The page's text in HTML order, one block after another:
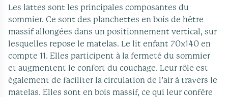
Les lattes sont les principales composantes du
sommier. Ce sont des planchettes en bois de hêtre
massif allongées dans un positionnement vertical, sur
lesquelles repose le matelas. Le lit enfant 70x140 en
compte 11. Elles participent à la fermeté du sommier
et augmentent le confort du couchage. Leur rôle est
également de faciliter la circulation de l’air à travers le
matelas. Elles sont en bois massif, ce qui leur confère